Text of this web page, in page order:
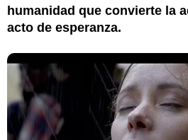
humanidad que convierte la
acto de esperanza.